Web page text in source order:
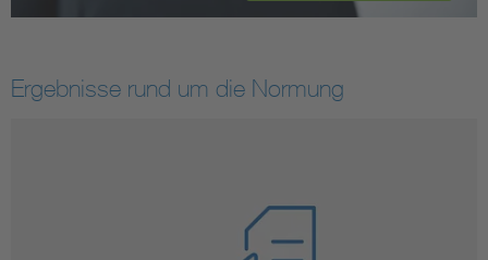
Ergebnisse rund um die Normung